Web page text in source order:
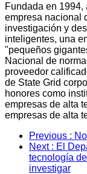
Fundada en 1994,
empresa nacional
investigación y
inteligentes, una
"pequeños
Nacional de
proveedor
de State Grid
honores como
empresas de alta
empresas de alta
Previous :
Next : El
tecnología
investigar